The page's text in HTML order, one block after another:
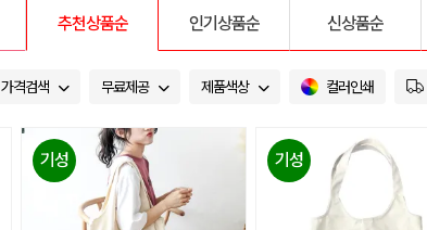
추천상품순 인기상품순 신상품순
가격검색 무료제공 제품색상 컬러인쇄
기성 기성